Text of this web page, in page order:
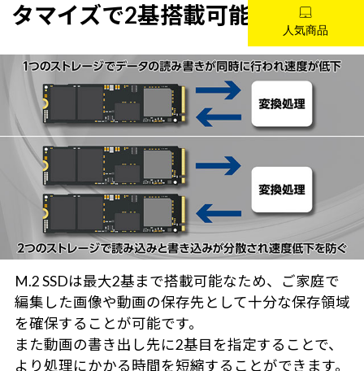
タマイズで2基搭載可能
M.2 SSDは最大2基まで搭載可能なため、ご家庭で
編集した画像や動画の保存先として十分な保存領域
を確保することが可能です。
また動画の書き出し先に2基目を指定することで、
より処理にかかる時間を短縮することができます。